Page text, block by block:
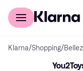
Comprar con Klarna
Klarna/Shopping/